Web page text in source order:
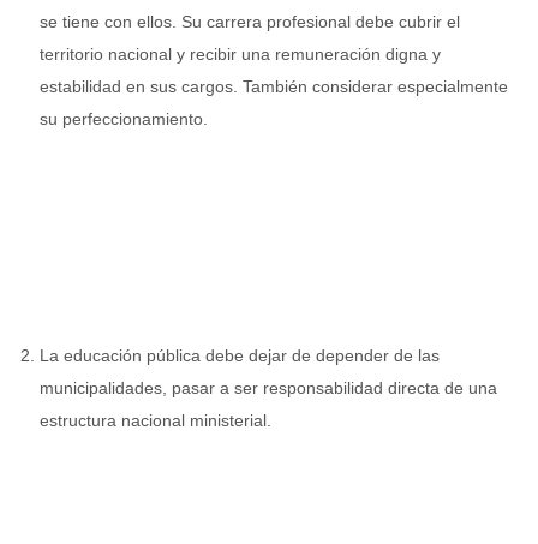
se tiene con ellos. Su carrera profesional debe cubrir el
territorio nacional y recibir una remuneración digna y
estabilidad en sus cargos. También considerar especialmente
su perfeccionamiento.
La educación pública debe dejar de depender de las
municipalidades, pasar a ser responsabilidad directa de una
estructura nacional ministerial.